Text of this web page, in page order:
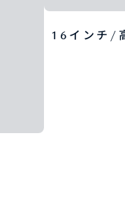
16インチ/